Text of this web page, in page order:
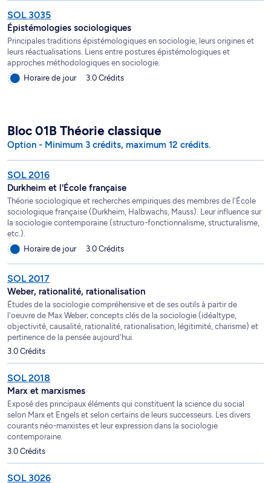
SOL 3035
Épistémologies sociologiques
Principales traditions épistémologiques en sociologie, leurs origines et
leurs réactualisations. Liens entre postures épistémologiques et
approches méthodologiques en sociologie.
Horaire de jour
3.0 Crédits
Bloc 01B Théorie classique
Option - Minimum 3 crédits, maximum 12 crédits.
SOL 2016
Durkheim et l'École française
Théorie sociologique et recherches empiriques des membres de l'École
sociologique française (Durkheim, Halbwachs, Mauss). Leur influence sur
la sociologie contemporaine (structuro-fonctionnalisme, structuralisme,
etc.).
Horaire de jour
3.0 Crédits
SOL 2017
Weber, rationalité, rationalisation
Études de la sociologie compréhensive et de ses outils à partir de
l'oeuvre de Max Weber; concepts clés de la sociologie (idéaltype,
objectivité, causalité, rationalité, rationalisation, légitimité, charisme) et
pertinence de la pensée aujourd'hui.
3.0 Crédits
SOL 2018
Marx et marxismes
Exposé des principaux éléments qui constituent la science du social
selon Marx et Engels et selon certains de leurs successeurs. Les divers
courants néo-marxistes et leur expression dans la sociologie
contemporaine.
3.0 Crédits
SOL 3026